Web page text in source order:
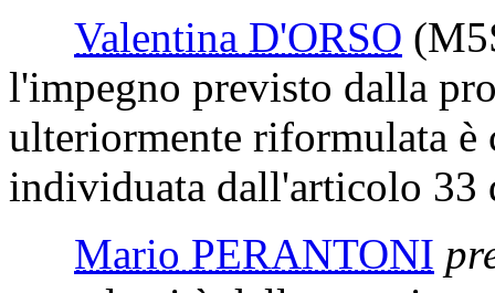
Valentina D'ORSO
l'impegno previsto dalla
ulteriormente riformulata è
individuata dall'articolo 33
Mario PERANTONI